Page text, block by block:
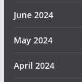
June 2024
May 2024
April 2024